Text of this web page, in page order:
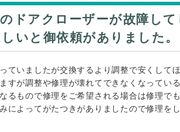
ドアクローザーが故障し
いと御依頼がありました。
ていましたが交換するより調整で安くして
すが調整や修理が壊れてできなくなってい
るもので修理をご希望される場合は修理でも
によってがたつきがありましたので修理をし